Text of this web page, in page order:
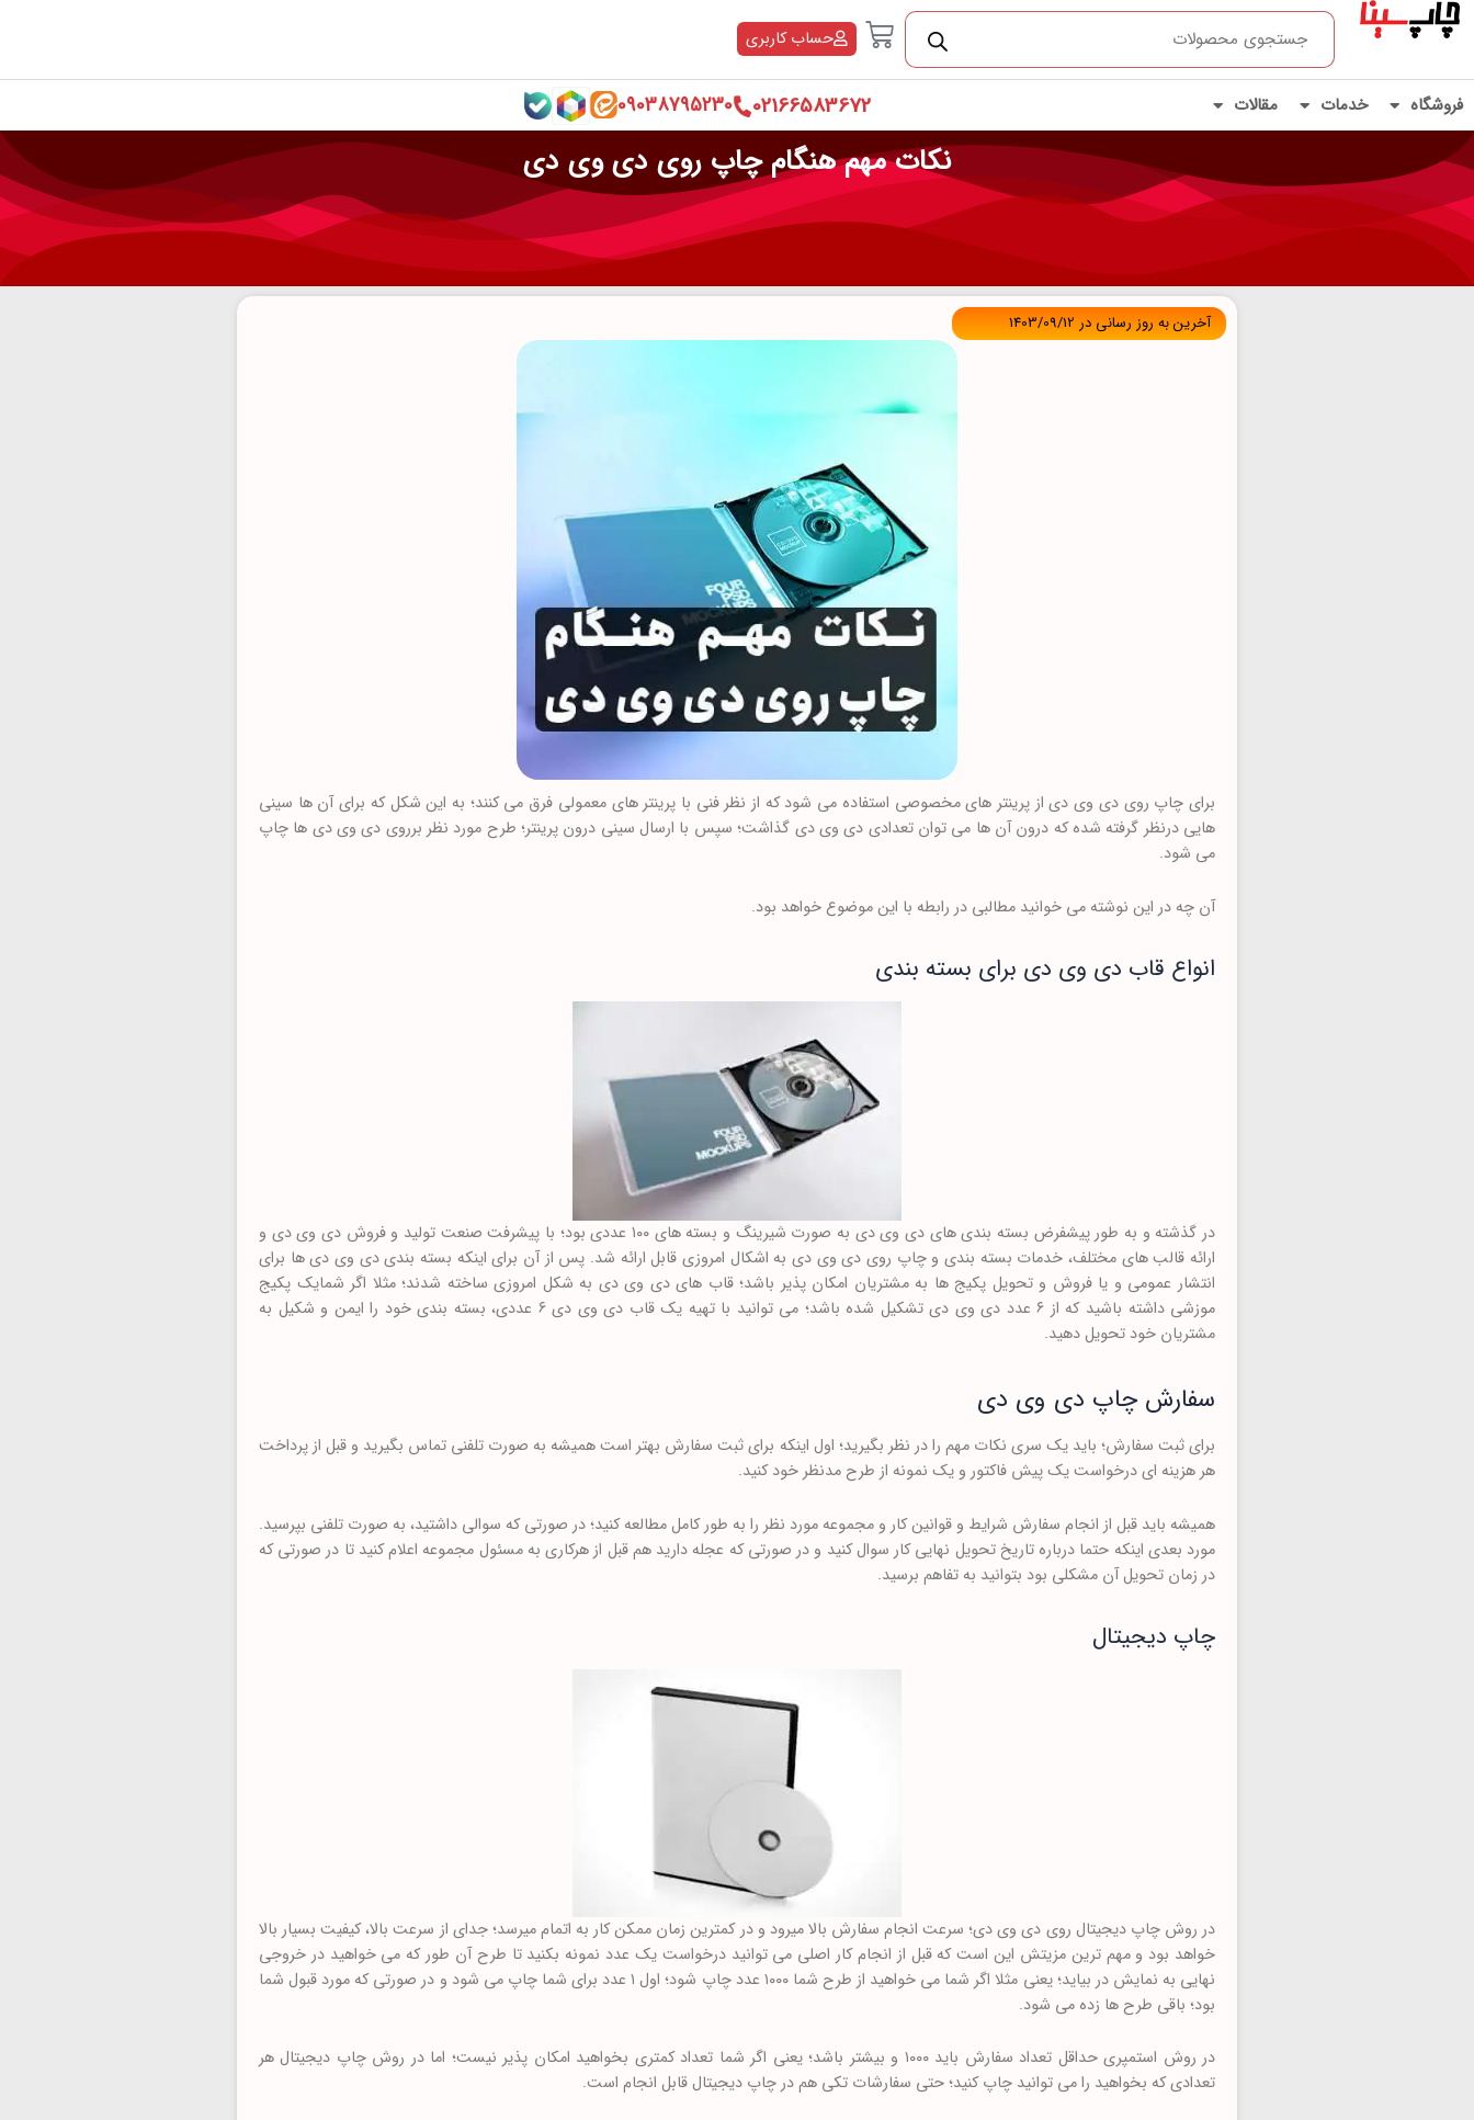
پرش
محتوا
Products
search
Cart حساب کاربری
فروشگاه خدمات مقالات 09038795230 02166583672
نکات مهم هنگام چاپ روی دی وی دی
آخرین به روز رسانی در 1403/09/12
برای چاپ روی دی وی دی از پرینتر های مخصوصی استفاده می شود که از نظر فنی با پرینتر های معمولی فرق می کنند؛ به این شکل که برای آن ها سینی
هایی درنظر گرفته شده که درون آن ها می توان تعدادی دی وی دی گذاشت؛ سپس با ارسال سینی درون پرینتر؛ طرح مورد نظر برروی دی وی دی ها چاپ
می شود.
آن چه در این نوشته می خوانید مطالبی در رابطه با این موضوع خواهد بود.
انواع قاب دی وی دی برای بسته بندی
در گذشته و به طور پیشفرض بسته بندی های دی وی دی به صورت شیرینگ و بسته های ۱۰۰ عددی بود؛ با پیشرفت صنعت تولید و فروش دی وی دی و
ارائه قالب های مختلف، خدمات بسته بندی و چاپ روی دی وی دی به اشکال امروزی قابل ارائه شد. پس از آن برای اینکه بسته بندی دی وی دی ها برای
انتشار عمومی و یا فروش و تحویل پکیج ها به مشتریان امکان پذیر باشد؛ قاب های دی وی دی به شکل امروزی ساخته شدند؛ مثلا اگر شمایک پکیج
موزشی داشته باشید که از ۶ عدد دی وی دی تشکیل شده باشد؛ می توانید با تهیه یک قاب دی وی دی ۶ عددی، بسته بندی خود را ایمن و شکیل به
مشتریان خود تحویل دهید.
سفارش چاپ دی وی دی
برای ثبت سفارش؛ باید یک سری نکات مهم را در نظر بگیرید؛ اول اینکه برای ثبت سفارش بهتر است همیشه به صورت تلفنی تماس بگیرید و قبل از پرداخت
هر هزینه ای درخواست یک پیش فاکتور و یک نمونه از طرح مدنظر خود کنید.
همیشه باید قبل از انجام سفارش شرایط و قوانین کار و مجموعه مورد نظر را به طور کامل مطالعه کنید؛ در صورتی که سوالی داشتید، به صورت تلفنی بپرسید.
مورد بعدی اینکه حتما درباره تاریخ تحویل نهایی کار سوال کنید و در صورتی که عجله دارید هم قبل از هرکاری به مسئول مجموعه اعلام کنید تا در صورتی که
در زمان تحویل آن مشکلی بود بتوانید به تفاهم برسید.
چاپ دیجیتال
در روش چاپ دیجیتال روی دی وی دی؛ سرعت انجام سفارش بالا میرود و در کمترین زمان ممکن کار به اتمام میرسد؛ جدای از سرعت بالا، کیفیت بسیار بالا
خواهد بود و مهم ترین مزیتش این است که قبل از انجام کار اصلی می توانید درخواست یک عدد نمونه بکنید تا طرح آن طور که می خواهید در خروجی
نهایی به نمایش در بیاید؛ یعنی مثلا اگر شما می خواهید از طرح شما ۱۰۰۰ عدد چاپ شود؛ اول ۱ عدد برای شما چاپ می شود و در صورتی که مورد قبول شما
بود؛ باقی طرح ها زده می شود.
در روش استمپری حداقل تعداد سفارش باید ۱۰۰۰ و بیشتر باشد؛ یعنی اگر شما تعداد کمتری بخواهید امکان پذیر نیست؛ اما در روش چاپ دیجیتال هر
تعدادی که بخواهید را می توانید چاپ کنید؛ حتی سفارشات تکی هم در چاپ دیجیتال قابل انجام است.